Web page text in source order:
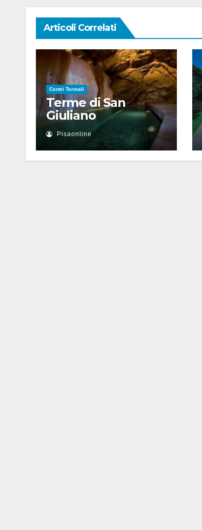
Articoli Correlati
Centri Termali
Terme di San
Giuliano
Pisaonline